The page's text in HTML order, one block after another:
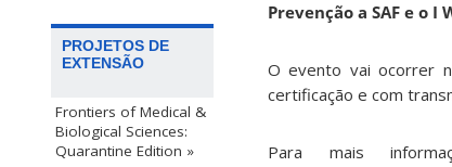
PROJETOS DE
EXTENSÃO
Frontiers of Medical &
Biological Sciences:
Quarantine Edition »
Prevenção a SAF e o
O evento vai ocorrer
certificação e com
Para mais